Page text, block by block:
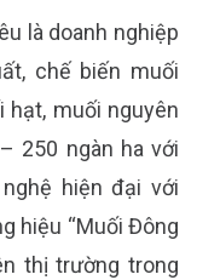
là doanh nghiệp
chế biến muối
hạt, muối nguyên
250 ngàn ha với
hiện đại với
hiệu “Muối Đông
thị trường trong